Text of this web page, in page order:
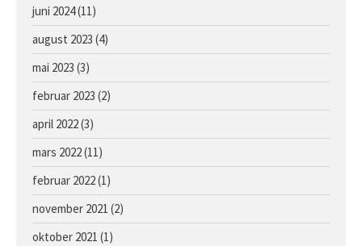
juni 2024(11)
august 2023 (4)
mai 2023 (3)
februar 2023 (2)
april 2022(3)
mars 2022(11)
februar 2022(1)
november 2021 (2)
oktober 2021 (1)